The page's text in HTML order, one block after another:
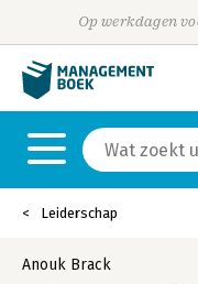
Op werkdagen
Leiderschap
Anouk Brack